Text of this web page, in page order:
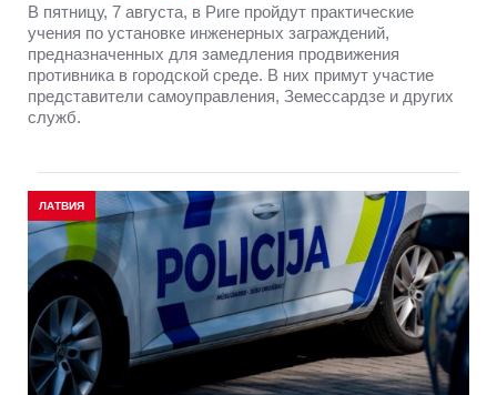
В пятницу, 7 августа, в Риге пройдут практические
учения по установке инженерных заграждений,
предназначенных для замедления продвижения
противника в городской среде. В них примут участие
представители самоуправления, Земессардзе и других
служб.
ЛАТВИЯ